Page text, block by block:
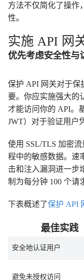
方法不仅简化了操作
性。
实施 API 网
优先考虑安全性与
保护 API 网关对于保
要。你应实施强大的
才能访问你的 API。
JWT）对于验证用户
使用 SSL/TLS 加密
程中的敏感数据。速
击和注入漏洞进一步
制为每分钟 100 个请
下表概述了保护 API
最佳实践
安全地认证用户
避免未授权访问